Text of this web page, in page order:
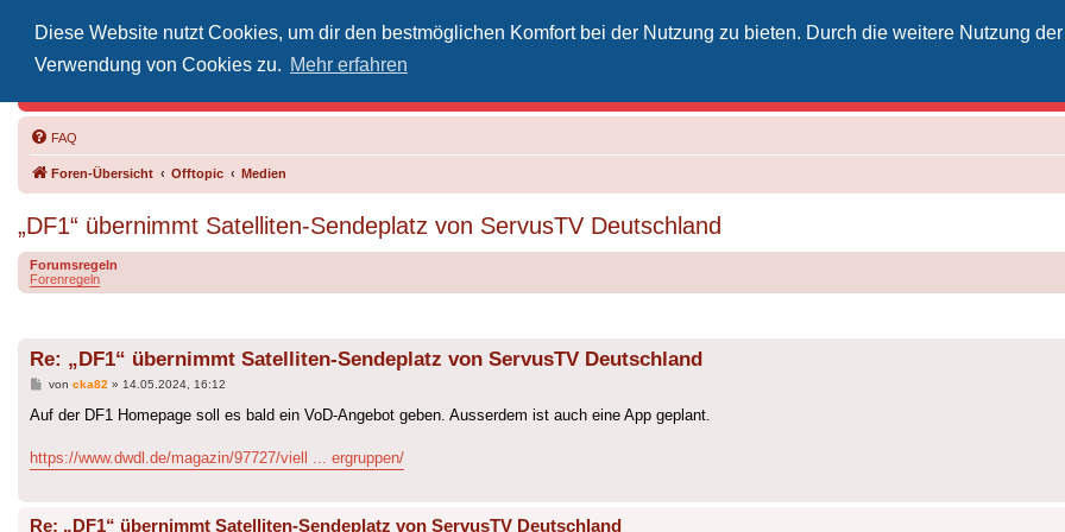
Diese Website nutzt Cookies, um dir den bestmöglichen Komfort bei der Nutzung zu bieten. Durch die weitere Nutzung
Verwendung von Cookies zu. Mehr erfahren
FAQ
Foren-Übersicht Offtopic Medien
„DF1“ übernimmt Satelliten-Sendeplatz von ServusTV Deutschland
Forumsregeln
Forenregeln
Re: „DF1“ übernimmt Satelliten-Sendeplatz von ServusTV Deutschland
Beitrag
von cka82 » 14.05.2024, 16:12
Auf der DF1 Homepage soll es bald ein VoD-Angebot geben. Ausserdem ist auch eine App geplant.
https://www.dwdl.de/magazin/97727/viell ... ergruppen/
Re: „DF1“ übernimmt Satelliten-Sendeplatz von ServusTV Deutschland